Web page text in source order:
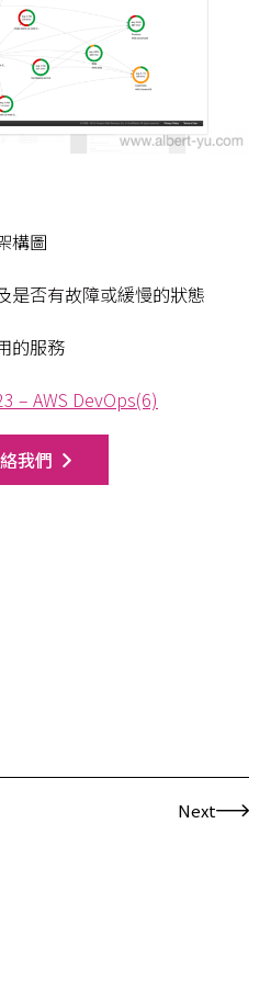
構圖
是否有故障或緩慢的狀態
的服務
– AWS DevOps(6)
我們
Next